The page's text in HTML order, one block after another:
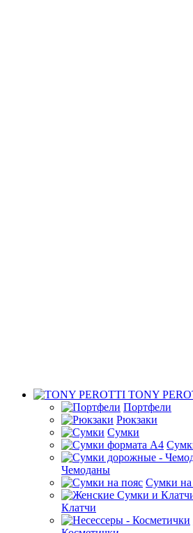
TONY
Портфели
Рюкзаки
Сумки
Чемоданы
Сумки на
Клатчи